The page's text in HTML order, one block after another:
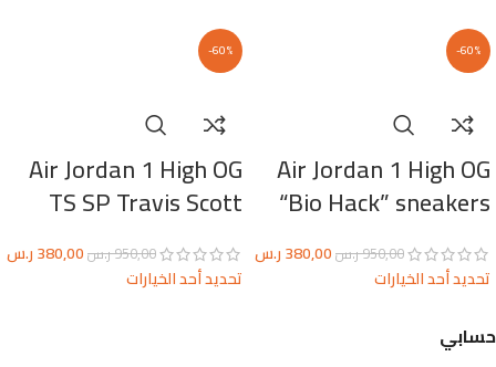
-60%
Air Jordan 1 High OG
“Bio Hack” sneakers
950,00ر.س380,00ر.س
تحديد أحد الخيارات
-60%
Air Jordan 1 High OG
TS SP Travis Scott
950,00ر.س380,00ر.س
تحديد أحد الخيارات
حسابي